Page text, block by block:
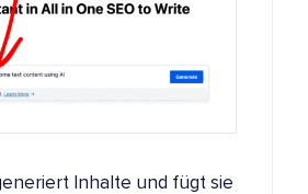
Inhalte und fügt sie